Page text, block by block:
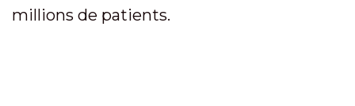
millions de patients.